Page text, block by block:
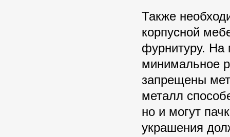
Также
корпусной
фурнитуру. На
минимальное
запрещены
металл
но и могут
украшения